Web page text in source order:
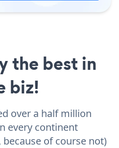
the best in
biz!
over a half million
every continent
of course not)